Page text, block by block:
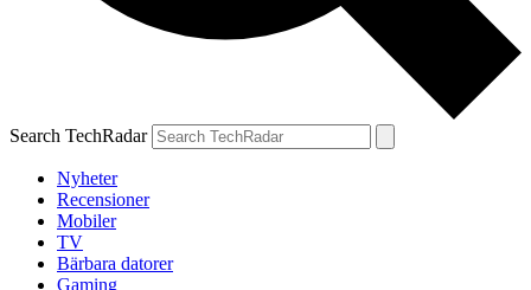
Search TechRadar
Nyheter
Recensioner
Mobiler
TV
Bärbara datorer
Gaming